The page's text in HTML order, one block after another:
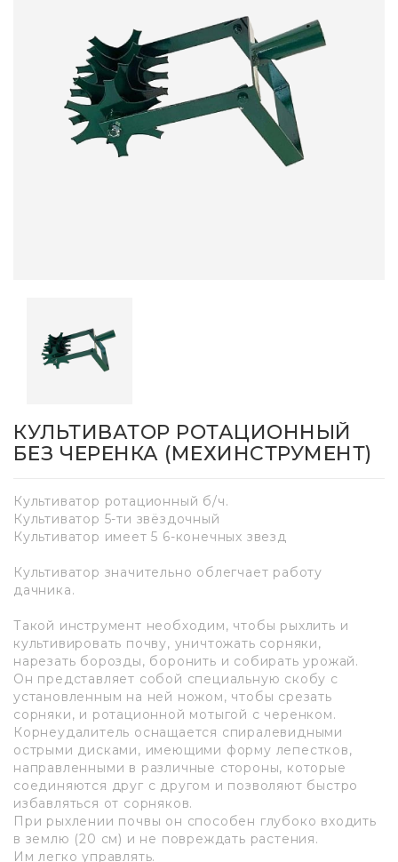
КУЛЬТИВАТОР РОТАЦИОННЫЙ
БЕЗ ЧЕРЕНКА (МЕХИНСТРУМЕНТ)
Культиватор ротационный б/ч.
Культиватор 5-ти звёздочный
Культиватор имеет 5 6-конечных звезд
Культиватор значительно облегчает работу
дачника.
Такой инструмент необходим, чтобы рыхлить и
культивировать почву, уничтожать сорняки,
нарезать борозды, боронить и собирать урожай.
Он представляет собой специальную скобу с
установленным на ней ножом, чтобы срезать
сорняки, и ротационной мотыгой с черенком.
Корнеудалитель оснащается спиралевидными
острыми дисками, имеющими форму лепестков,
направленными в различные стороны, которые
соединяются друг с другом и позволяют быстро
избавляться от сорняков.
При рыхлении почвы он способен глубоко входить
в землю (20 см) и не повреждать растения.
Им легко управлять.